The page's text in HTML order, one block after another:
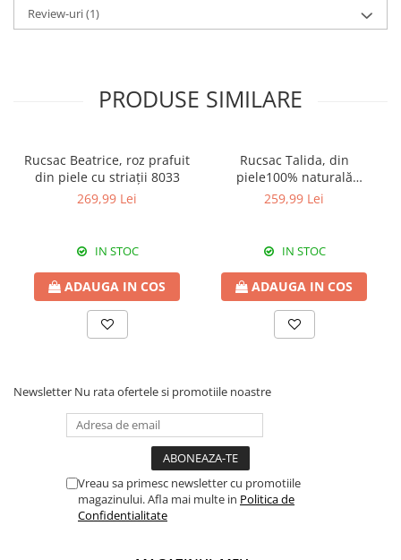
Review-uri(1)
PRODUSE SIMILARE
Rucsac Beatrice, roz prafuit
din piele cu striații 8033
269,99 Lei
IN STOC
ADAUGA IN COS
Rucsac Talida, din
piele100% naturală
magenta, 8111
259,99 Lei
IN STOC
ADAUGA IN COS
Newsletter Nu rata ofertele si promotiile noastre
Vreau sa primesc newsletter cu promotiile
magazinului. Afla mai multe in Politica de
Confidentialitate